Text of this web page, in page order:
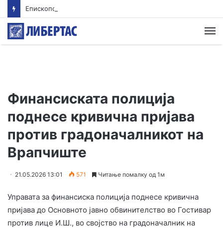
Финансиската полиција
поднесе кривична пријава
против градоначалникот на
Врапчиште
21.05.2026 13:01 571 Читање помалку од 1м
Управата за финансиска полиција поднесе кривична
пријава до Основното јавно обвинителство во Гостивар
против лице И.Ш., во својство на градоначалник на